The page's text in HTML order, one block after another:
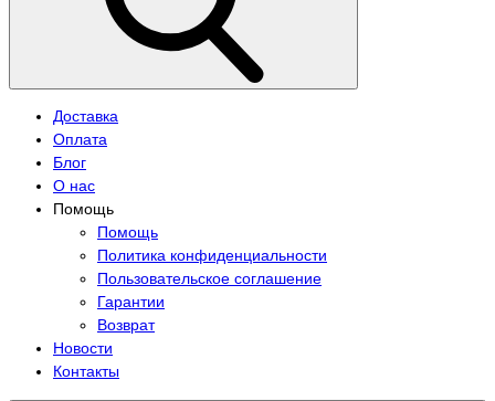
Доставка
Оплата
Блог
О нас
Помощь
Помощь
Политика конфиденциальности
Пользовательское соглашение
Гарантии
Возврат
Новости
Контакты